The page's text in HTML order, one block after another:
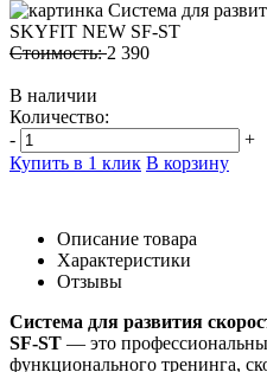
Стоимость:2 390
В наличии
Количество:
-
+
Купить в 1 клик В корзину
Описание товара
Характеристики
Отзывы
Система для развития
SF-ST — это
функционального тренинга,